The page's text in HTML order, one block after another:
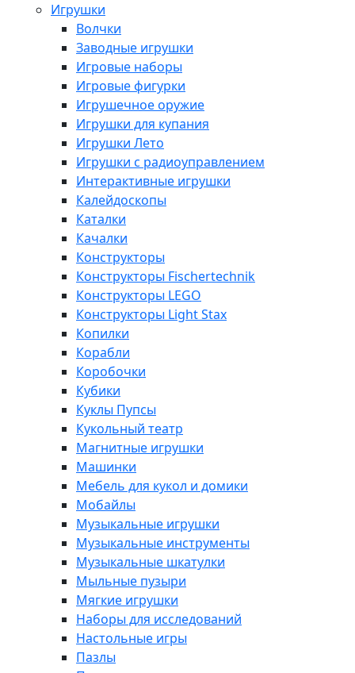
Игрушки
Волчки
Заводные игрушки
Игровые наборы
Игровые фигурки
Игрушечное оружие
Игрушки для купания
Игрушки Лето
Игрушки с радиоуправлением
Интерактивные игрушки
Калейдоскопы
Каталки
Качалки
Конструкторы
Конструкторы Fisсhertechnik
Конструкторы LEGO
Конструкторы Light Stax
Копилки
Корабли
Коробочки
Кубики
Куклы Пупсы
Кукольный театр
Магнитные игрушки
Машинки
Мебель для кукол и домики
Мобайлы
Музыкальные игрушки
Музыкальные инструменты
Музыкальные шкатулки
Мыльные пузыри
Мягкие игрушки
Наборы для исследований
Настольные игры
Пазлы